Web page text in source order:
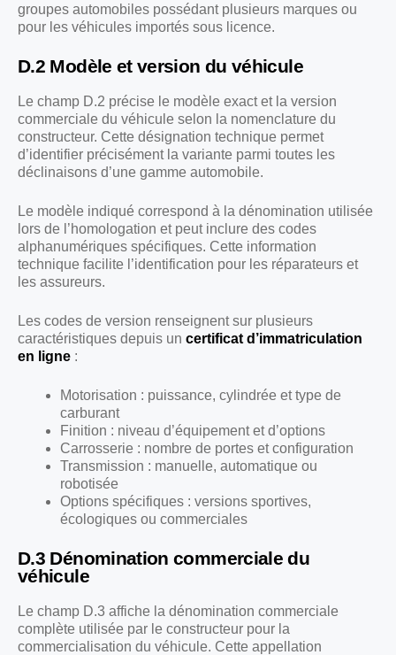
groupes automobiles possédant plusieurs marques ou
pour les véhicules importés sous licence.
D.2 Modèle et version du véhicule
Le champ D.2 précise le modèle exact et la version
commerciale du véhicule selon la nomenclature du
constructeur. Cette désignation technique permet
d’identifier précisément la variante parmi toutes les
déclinaisons d’une gamme automobile.
Le modèle indiqué correspond à la dénomination utilisée
lors de l’homologation et peut inclure des codes
alphanumériques spécifiques. Cette information
technique facilite l’identification pour les réparateurs et
les assureurs.
Les codes de version renseignent sur plusieurs
caractéristiques depuis un certificat d’immatriculation
en ligne :
Motorisation : puissance, cylindrée et type de
carburant
Finition : niveau d’équipement et d’options
Carrosserie : nombre de portes et configuration
Transmission : manuelle, automatique ou
robotisée
Options spécifiques : versions sportives,
écologiques ou commerciales
D.3 Dénomination commerciale du
véhicule
Le champ D.3 affiche la dénomination commerciale
complète utilisée par le constructeur pour la
commercialisation du véhicule. Cette appellation